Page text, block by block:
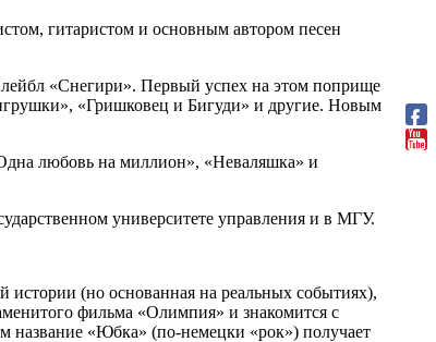
гитаристом и основным автором песен
«Снегири». Первый успех на этом поприще
«Гришковец и Бигуди» и другие. Новым
любовь на миллион», «Неваляшка» и
университете управления и в МГУ.
(но основанная на реальных событиях),
фильма «Олимпия» и знакомится с
название «Юбка» (по-немецки «рок») получает